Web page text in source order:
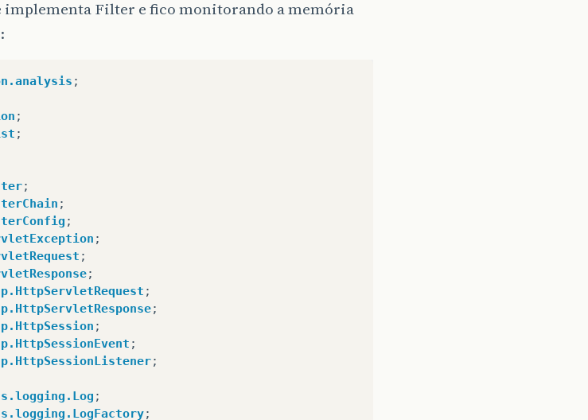
implementa Filter e fico monitorando a memória
;
;
;
;
;
;
;
;
;
;
;
;
;
;
;
;